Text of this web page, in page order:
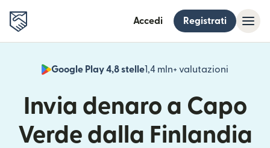
Accedi Registrati
Google Play 4,8 stelle1,4 mln+ valutazioni
Invia denaro a Capo
Verde dalla Finlandia